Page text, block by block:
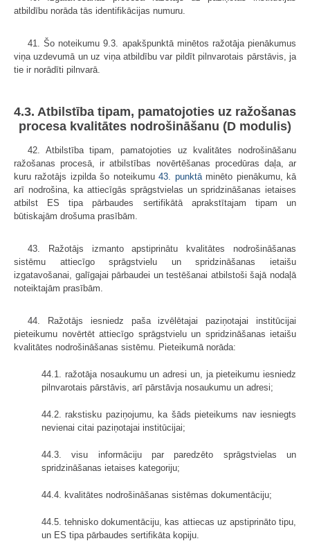
atbildību norāda tās identifikācijas numuru.
41. Šo noteikumu 9.3. apakšpunktā minētos ražotāja pienākumus
viņa uzdevumā un uz viņa atbildību var pildīt pilnvarotais pārstāvis, ja
tie ir norādīti pilnvarā.
4.3. Atbilstība tipam, pamatojoties uz ražošanas
procesa kvalitātes nodrošināšanu (D modulis)
42. Atbilstība tipam, pamatojoties uz kvalitātes nodrošināšanu
ražošanas procesā, ir atbilstības novērtēšanas procedūras daļa, ar
kuru ražotājs izpilda šo noteikumu43. punktāminēto pienākumu, kā
arī nodrošina, ka attiecīgās sprāgstvielas un spridzināšanas ietaises
atbilst ES tipa pārbaudes sertifikātā aprakstītajam tipam un
būtiskajām drošuma prasībām.
43. Ražotājs izmanto apstiprinātu kvalitātes nodrošināšanas
sistēmu attiecīgo sprāgstvielu un spridzināšanas ietaišu
izgatavošanai, galīgajai pārbaudei un testēšanai atbilstoši šajā nodaļā
noteiktajām prasībām.
44. Ražotājs iesniedz paša izvēlētajai paziņotajai institūcijai
pieteikumu novērtēt attiecīgo sprāgstvielu un spridzināšanas ietaišu
kvalitātes nodrošināšanas sistēmu. Pieteikumā norāda:
44.1. ražotāja nosaukumu un adresi un, ja pieteikumu iesniedz
pilnvarotais pārstāvis, arī pārstāvja nosaukumu un adresi;
44.2. rakstisku paziņojumu, ka šāds pieteikums nav iesniegts
nevienai citai paziņotajai institūcijai;
44.3. visu informāciju par paredzēto sprāgstvielas un
spridzināšanas ietaises kategoriju;
44.4. kvalitātes nodrošināšanas sistēmas dokumentāciju;
44.5. tehnisko dokumentāciju, kas attiecas uz apstiprināto tipu,
un ES tipa pārbaudes sertifikāta kopiju.